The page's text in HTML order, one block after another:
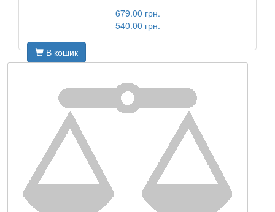
679.00 грн.
540.00 грн.
В кошик